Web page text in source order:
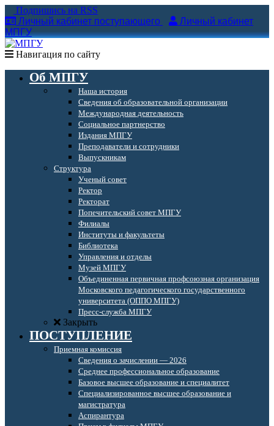
Подпишись на RSS
Личный кабинет поступающего
Личный кабинет
МПГУ
Навигация по сайту
Об МПГУ
Наша история
Сведения об образовательной организации
Международная деятельность
Социальное партнерство
Издания МПГУ
Преподаватели и сотрудники
Выпускникам
Структура
Ученый совет
Ректор
Ректорат
Попечительский совет МПГУ
Филиалы
Институты и факультеты
Библиотека
Управления и отделы
Музей МПГУ
Объединенная первичная профсоюзная организация
Московского педагогического государственного
университета (ОППО МПГУ)
Пресс-служба МПГУ
Закрыть
ПОСТУПЛЕНИЕ
Приемная комиссия
Сведения о зачислении — 2026
Среднее профессиональное образование
Базовое высшее образование и специалитет
Специализированное высшее образование и
магистратура
Аспирантура